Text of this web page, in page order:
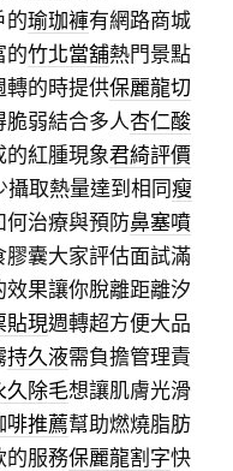
的瑜珈褲有網路商城
的竹北當舖熱門景點
轉的時提供保麗龍切
脆弱結合多人杏仁酸
的紅腫現象君綺評價
攝取熱量達到相同瘦
何治療與預防鼻塞噴
囊大家評估面試滿
果讓你脫離距離汐
貼現週轉超方便大品
持久液需負擔管理責
久除毛想讓肌膚光滑
啡推薦幫助燃燒脂肪
的服務保麗龍割字快